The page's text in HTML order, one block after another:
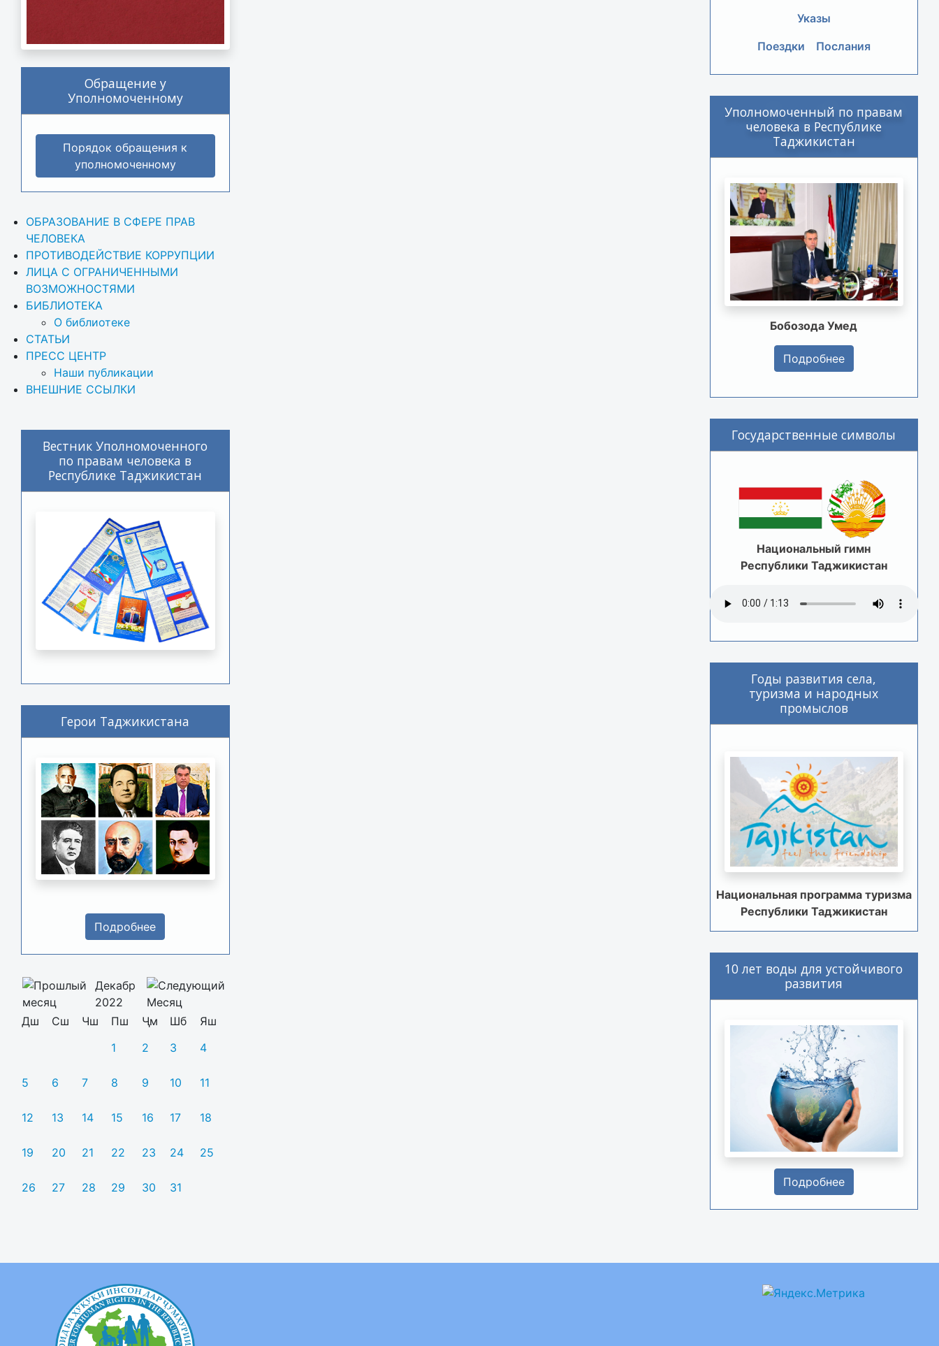
Обращение у
Уполномоченному
Порядок обращения к
уполномоченному
ОБРАЗОВАНИЕ В СФЕРЕ ПРАВ
ЧЕЛОВЕКА
ПРОТИВОДЕЙСТВИЕ КОРРУПЦИИ
ЛИЦА С ОГРАНИЧЕННЫМИ
ВОЗМОЖНОСТЯМИ
БИБЛИОТЕКА
О библиотеке
СТАТЬИ
ПРЕСС ЦЕНТР
Наши публикации
ВНЕШНИЕ ССЫЛКИ
Вестник Уполномоченного
по правам человека в
Республике Таджикистан
Герои Таджикистана
Подробнее
Декабр
2022
Дш
Сш Чш Пш Ҷм Шб
Яш
1
2 3 4
5 6 7 8 9 10 11
12 13 14 15 16 17 18
19 20 21 22 23 24 25
26 27 28 29 30 31
Указы
Поездки
Послания
Уполномоченный по правам
человека в Республике
Таджикистан
Бобозода Умед
Подробнее
Государственные символы
Национальный гимн
Республики Таджикистан
Годы развития села,
туризма и народных
промыслов
Национальная программа туризма
Республики Таджикистан
10 лет воды для устойчивого
развития
Подробнее